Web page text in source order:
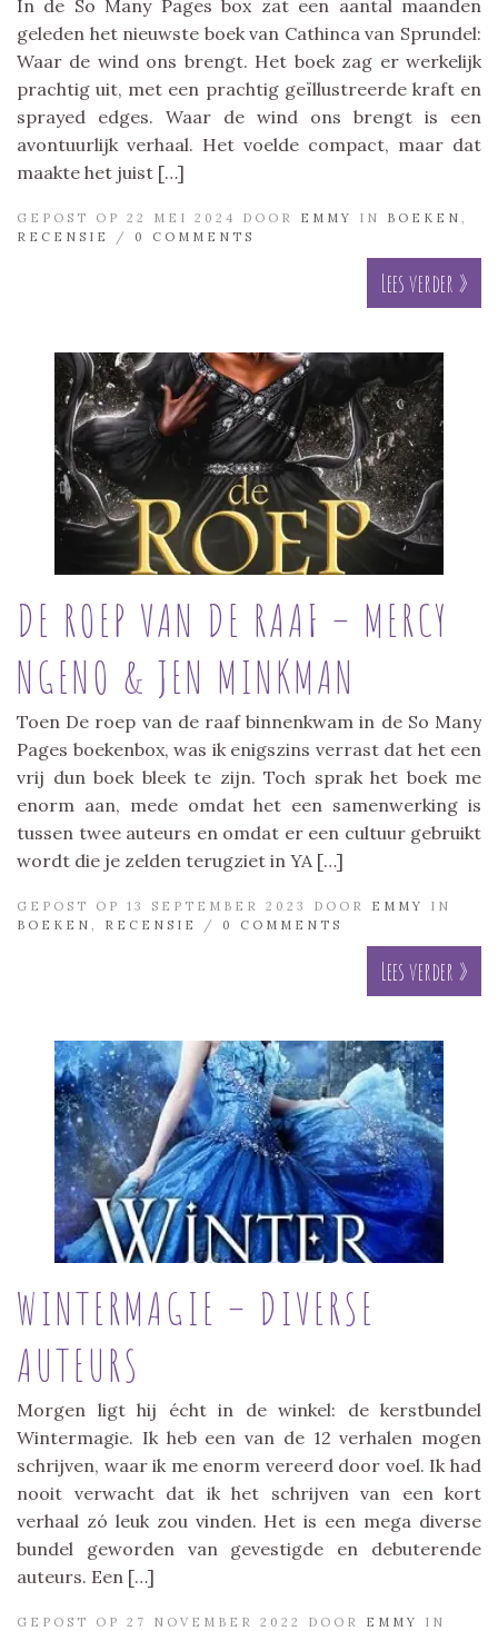
In de So Many Pages box zat een aantal maanden
geleden het nieuwste boek van Cathinca van Sprundel:
Waar de wind ons brengt. Het boek zag er werkelijk
prachtig uit, met een prachtig geïllustreerde kraft en
sprayed edges. Waar de wind ons brengt is een
avontuurlijk verhaal. Het voelde compact, maar dat
maakte het juist […]
GEPOST OP 22 MEI 2024 DOOR EMMY IN BOEKEN ,
RECENSIE
/ 0 COMMENTS
Lees verder »
DE ROEP VAN DE RAAF – MERCY
NGENO & JEN MINKMAN
Toen De roep van de raaf binnenkwam in de So Many
Pages boekenbox, was ik enigszins verrast dat het een
vrij dun boek bleek te zijn. Toch sprak het boek me
enorm aan, mede omdat het een samenwerking is
tussen twee auteurs en omdat er een cultuur gebruikt
wordt die je zelden terugziet in YA […]
GEPOST OP 13 SEPTEMBER 2023 DOOR EMMY
IN
BOEKEN , RECENSIE / 0 COMMENTS
Lees verder »
WINTERMAGIE – DIVERSE
AUTEURS
Morgen ligt hij écht in de winkel: de kerstbundel
Wintermagie. Ik heb een van de 12 verhalen mogen
schrijven, waar ik me enorm vereerd door voel. Ik had
nooit verwacht dat ik het schrijven van een kort
verhaal zó leuk zou vinden. Het is een mega diverse
bundel geworden van gevestigde en debuterende
auteurs. Een […]
GEPOST OP 27 NOVEMBER 2022 DOOR EMMY IN